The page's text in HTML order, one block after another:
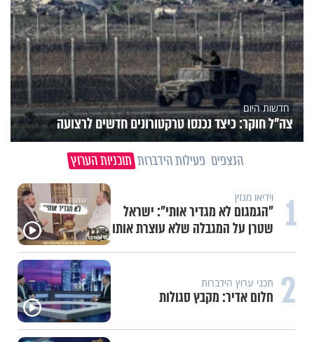
חדשות היום
צה"ל חוקר: כיצד נכנסו טרקטורונים חדשים לרצועה
הנצפים פעילות הידברות תוכניות הערוץ
1 וידיאו מגזין
"הגמגום לא מגדיר אותי": ישראל
שטרן על המגבלה שלא עוצרת אותו
2 תכני ערוץ הידברות
חלום אדיר: מקבץ סגולות